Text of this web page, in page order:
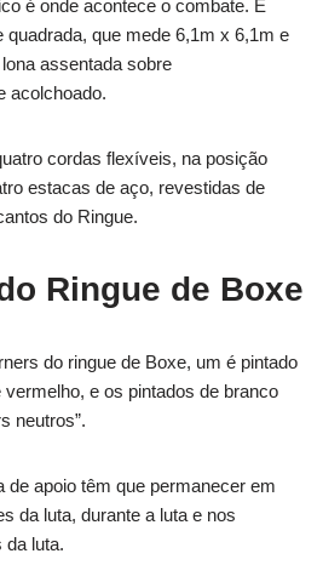
é onde acontece o combate. É
quadrada, que mede 6,1m x 6,1m e
assentada sobre
acolchoado.
cordas flexíveis, na posição
estacas de aço, revestidas de
do Ringue.
Ringue de Boxe
do ringue de Boxe, um é pintado
e os pintados de branco
neutros”.
de apoio têm que permanecer em
da luta, durante a luta e nos
da luta.